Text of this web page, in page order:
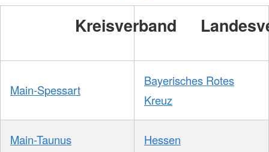
Kreisverband
Main-Spessart
Bayerisches Rotes
Kreuz
Main-Taunus Hessen
GmbH